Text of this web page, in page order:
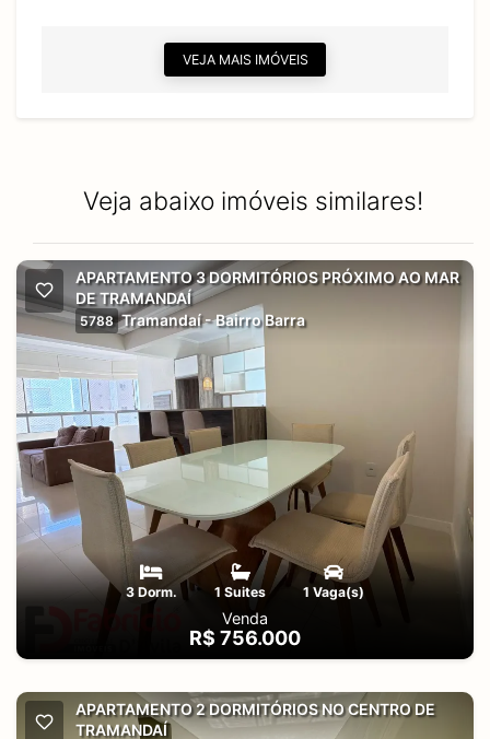
VEJA MAIS IMÓVEIS
Veja abaixo imóveis similares!
APARTAMENTO 3 DORMITÓRIOS PRÓXIMO AO MAR
DE TRAMANDAÍ
5788 Tramandaí - Bairro Barra
3 Dorm. 1 Suites 1 Vaga(s)
Venda
R$ 756.000
APARTAMENTO 2 DORMITÓRIOS NO CENTRO DE
TRAMANDAÍ